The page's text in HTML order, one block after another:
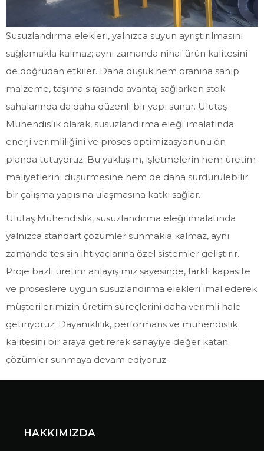
Susuzlandırma elekleri, yalnızca suyun ayrıştırılmasını
sağlamakla kalmaz; aynı zamanda nihai ürün kalitesini
de doğrudan etkiler. Daha düşük nem oranına sahip
malzeme, taşıma sırasında avantaj sağlarken stok
sahalarında da daha düzenli bir yapı sunar. Ulutaş
Mühendislik olarak, susuzlandırma eleği imalatında
enerji verimliliğini ve proses optimizasyonunu ön
planda tutuyoruz. Bu yaklaşım, işletmelerin hem üretim
maliyetlerini düşürmesine hem de daha sürdürülebilir
bir çalışma yapısına ulaşmasına katkı sağlar.
Ulutaş Mühendislik, susuzlandırma eleği imalatında
yalnızca standart çözümler sunmakla kalmaz, aynı
zamanda tesisin ihtiyaçlarına özel sistemler geliştirir.
Proje bazlı üretim anlayışımız sayesinde, farklı kapasite
ve proseslere uygun susuzlandırma elekleri imal ederek
müşterilerimizin üretim süreçlerini daha verimli hale
getiriyoruz. Dayanıklılık, performans ve mühendislik
kalitesini bir araya getirerek sanayiye değer katan
çözümler sunmaya devam ediyoruz.
HAKKIMIZDA